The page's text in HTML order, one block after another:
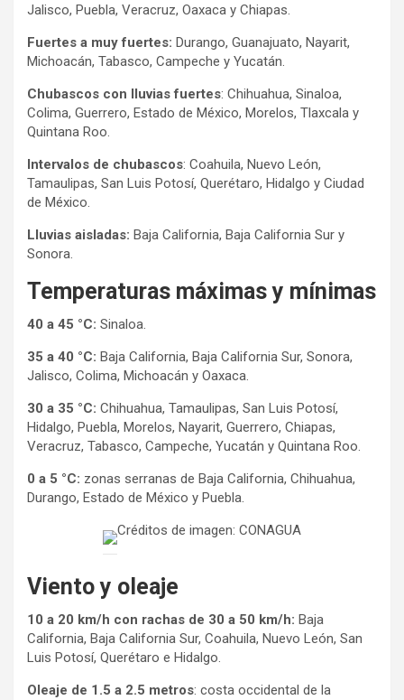
Jalisco, Puebla, Veracruz, Oaxaca y Chiapas.
Fuertes a muy fuertes: Durango, Guanajuato, Nayarit,
Michoacán, Tabasco, Campeche y Yucatán.
Chubascos con lluvias fuertes: Chihuahua, Sinaloa,
Colima, Guerrero, Estado de México, Morelos, Tlaxcala y
Quintana Roo.
Intervalos de chubascos: Coahuila, Nuevo León,
Tamaulipas, San Luis Potosí, Querétaro, Hidalgo y Ciudad
de México.
Lluvias aisladas: Baja California, Baja California Sur y
Sonora.
Temperaturas máximas y mínimas
40 a 45 °C: Sinaloa.
35 a 40 °C: Baja California, Baja California Sur, Sonora,
Jalisco, Colima, Michoacán y Oaxaca.
30 a 35 °C: Chihuahua, Tamaulipas, San Luis Potosí,
Hidalgo, Puebla, Morelos, Nayarit, Guerrero, Chiapas,
Veracruz, Tabasco, Campeche, Yucatán y Quintana Roo.
0 a 5 °C: zonas serranas de Baja California, Chihuahua,
Durango, Estado de México y Puebla.
Créditos de imagen: CONAGUA
Viento y oleaje
10 a 20 km/h con rachas de 30 a 50 km/h: Baja
California, Baja California Sur, Coahuila, Nuevo León, San
Luis Potosí, Querétaro e Hidalgo.
Oleaje de 1.5 a 2.5 metros: costa occidental de la